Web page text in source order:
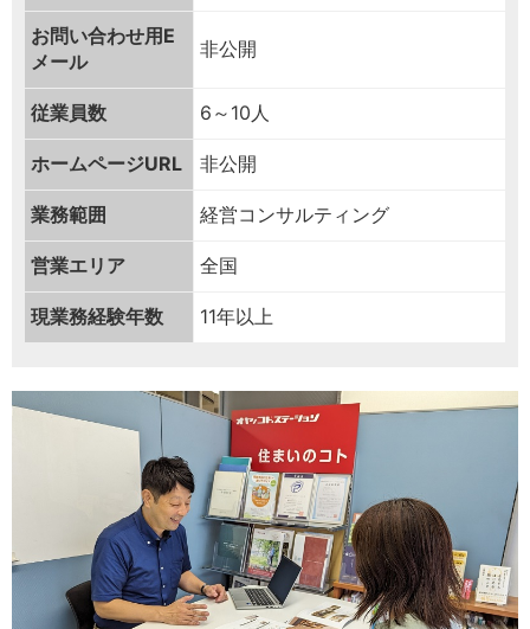
お問い合わせ用 E
メール
非公開
従業員数 6～10人
ホームページURL 非公開
業務範囲 経営コンサルティング
営業エリア 全国
現業務経験年数 11年以上